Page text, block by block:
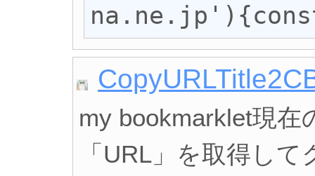
my bookmarklet現
「URL」を取得し